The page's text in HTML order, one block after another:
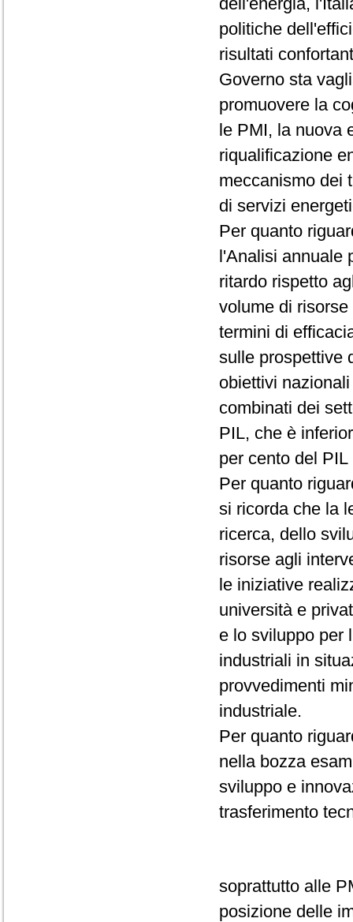
politiche
risultati
Governo sta
promuovere la
le PMI, la nuova
riqualificazione
meccanismo dei
di servizi
Per quanto
l'Analisi annuale
ritardo rispetto
volume di
termini di
sulle prospettive
obiettivi
combinati dei
PIL, che è
per cento del
Per quanto
si ricorda che la
ricerca, dello
risorse agli
le iniziative
università e
e lo sviluppo per
industriali in
provvedimenti
industriale.
Per quanto
nella bozza
sviluppo e
trasferimento
soprattutto alle
posizione delle